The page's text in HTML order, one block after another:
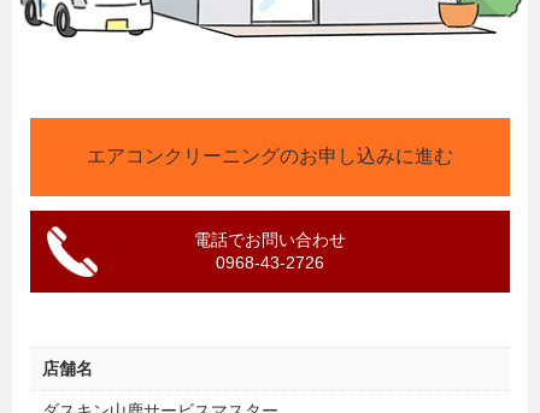
店舗名
エアコンクリーニングのお申し込みに進む
電話でお問い合わせ
0968-43-2726